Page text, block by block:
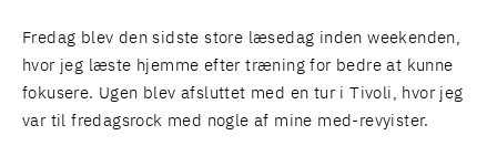
Fredag blev den sidste store læsedag inden weekenden,
hvor jeg læste hjemme efter træning for bedre at kunne
fokusere. Ugen blev afsluttet med en tur i Tivoli, hvor jeg
var til fredagsrock med nogle af mine med-revyister.